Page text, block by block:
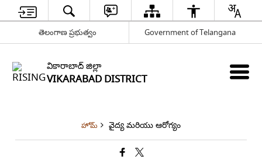
తెలంగాణ ప్రభుత్వం Government of Telangana
వికారాబాద్ జిల్లా
VIKARABAD DISTRICT
హోమ్ వైద్య మరియు ఆరోగ్యం